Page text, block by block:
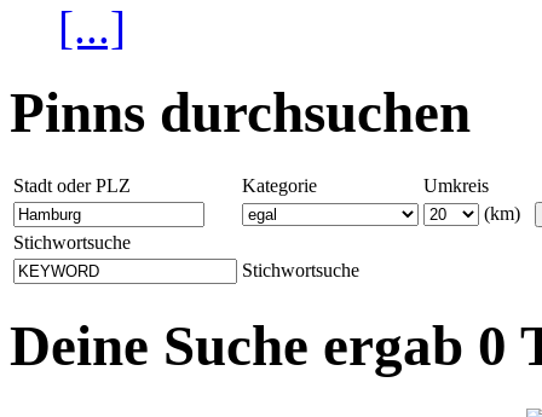
[...]
Pinns durchsuchen
Stadt oder PLZ Kategorie
Umkreis
(km)
Stichwortsuche
Stichwortsuche
Deine Suche ergab 0